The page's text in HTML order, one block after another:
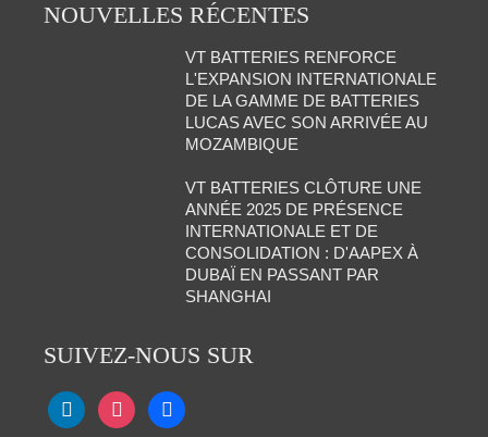
NOUVELLES RÉCENTES
VT BATTERIES RENFORCE
L'EXPANSION INTERNATIONALE
DE LA GAMME DE BATTERIES
LUCAS AVEC SON ARRIVÉE AU
MOZAMBIQUE
VT BATTERIES CLÔTURE UNE
ANNÉE 2025 DE PRÉSENCE
INTERNATIONALE ET DE
CONSOLIDATION : D'AAPEX À
DUBAÏ EN PASSANT PAR
SHANGHAI
SUIVEZ-NOUS SUR